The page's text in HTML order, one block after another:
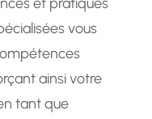
vous
ainsi votre
tant que